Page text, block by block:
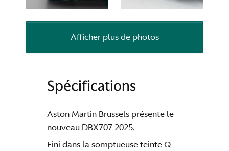
Spécifications
Aston Martin Brussels présente le
nouveau DBX707 2025.
Fini dans la somptueuse teinte Q
Afficher plus de photos